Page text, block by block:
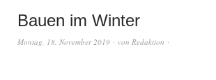
Bauen im Winter
Montag, 18. November 2019 von Redaktion